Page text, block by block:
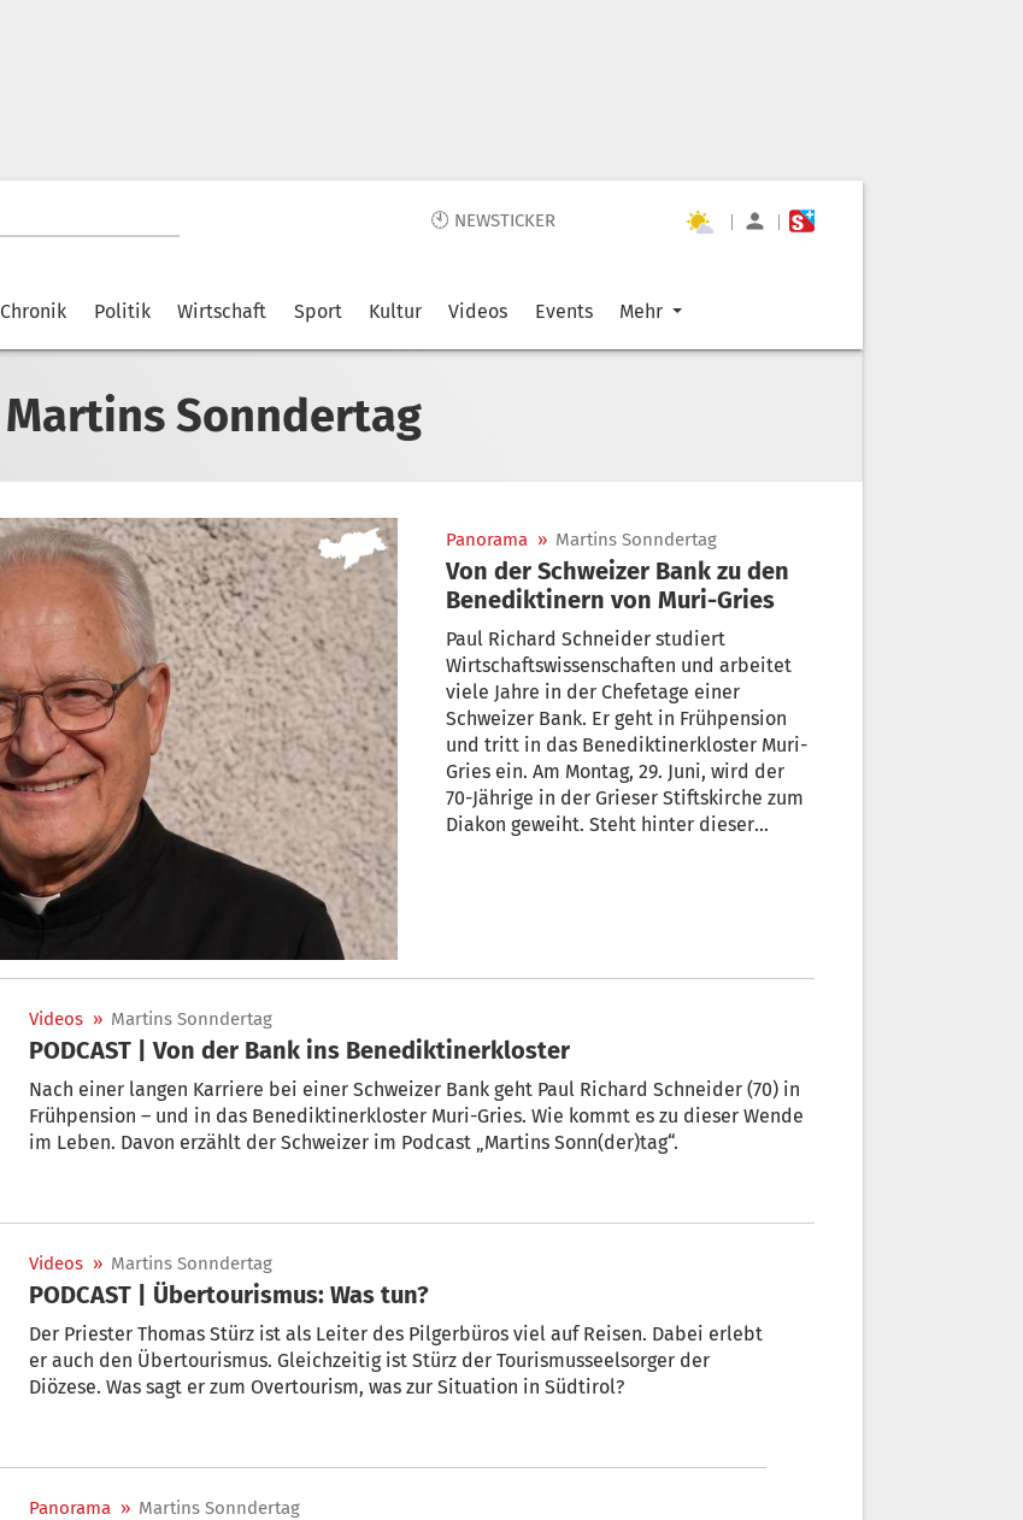
🕙 NEWSTICKER | |
Chronik Politik Wirtschaft Sport Kultur Videos Events Mehr
Martins Sonndertag
Panorama » Martins Sonndertag
Von der Schweizer Bank zu den
Benediktinern von Muri-Gries
Paul Richard Schneider studiert
Wirtschaftswissenschaften und arbeitet
viele Jahre in der Chefetage einer
Schweizer Bank. Er geht in Frühpension
und tritt in das Benediktinerkloster Muri-
Gries ein. Am Montag, 29. Juni, wird der
70-Jährige in der Grieser Stiftskirche zum
Diakon geweiht. Steht hinter dieser
Videos » Martins Sonndertag
PODCAST | Von der Bank ins Benediktinerkloster
Nach einer langen Karriere bei einer Schweizer Bank geht Paul Richard Schneider (70) in
Frühpension – und in das Benediktinerkloster Muri-Gries. Wie kommt es zu dieser Wende
im Leben. Davon erzählt der Schweizer im Podcast „Martins Sonn(der)tag“.
Videos » Martins Sonndertag
PODCAST | Übertourismus: Was tun?
Der Priester Thomas Stürz ist als Leiter des Pilgerbüros viel auf Reisen. Dabei erlebt
er auch den Übertourismus. Gleichzeitig ist Stürz der Tourismusseelsorger der
Diözese. Was sagt er zum Overtourism, was zur Situation in Südtirol?
Panorama » Martins Sonndertag